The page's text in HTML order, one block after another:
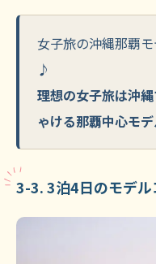
女子旅の沖縄那覇
♪
理想の女子旅は沖
ゃける那覇中心モ
3-3. 3泊4日のモデル